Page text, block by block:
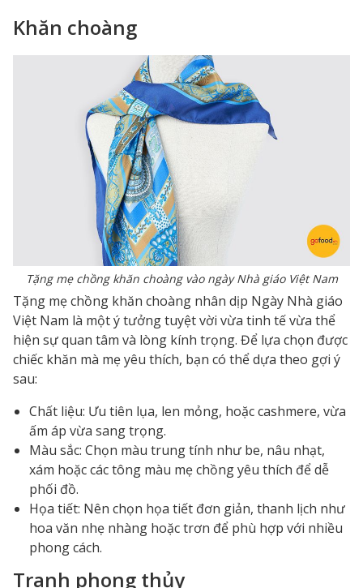
Khăn choàng
Tặng mẹ chồng khăn choàng vào ngày Nhà giáo Việt Nam
Tặng mẹ chồng khăn choàng nhân dịp Ngày Nhà giáo
Việt Nam là một ý tưởng tuyệt vời vừa tinh tế vừa thể
hiện sự quan tâm và lòng kính trọng. Để lựa chọn được
chiếc khăn mà mẹ yêu thích, bạn có thể dựa theo gợi ý
sau:
Chất liệu: Ưu tiên lụa, len mỏng, hoặc cashmere, vừa
ấm áp vừa sang trọng.
Màu sắc: Chọn màu trung tính như be, nâu nhạt,
xám hoặc các tông màu mẹ chồng yêu thích để dễ
phối đồ.
Họa tiết: Nên chọn họa tiết đơn giản, thanh lịch như
hoa văn nhẹ nhàng hoặc trơn để phù hợp với nhiều
phong cách.
Tranh phong thủy